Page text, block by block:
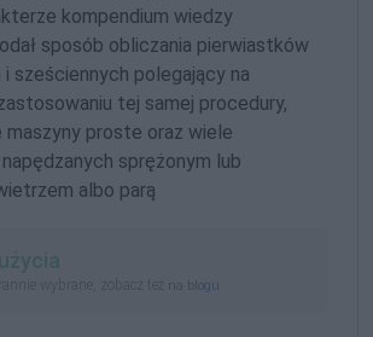
kompendium wiedzy
sposób obliczania pierwiastków
sześciennych polegający na
tej samej procedury,
maszyny proste oraz wiele
sprężonym lub
albo parą
wybrane, zobacz też na blogu